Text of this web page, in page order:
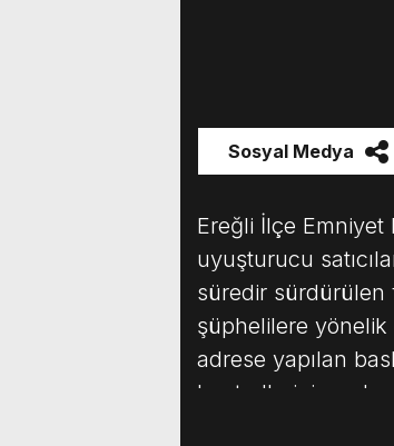
Sosyal Medya
Ereğli İlçe
uyuşturucu
süredir sürdürülen
şüphelilere
adrese yapılan
kontrollerinin
ticaretine yönelik